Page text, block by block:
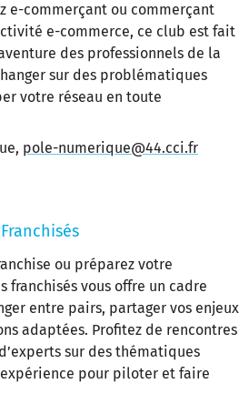
e-commerçant ou commerçant
e-commerce, ce club est fait
des professionnels de la
sur des problématiques
votre réseau en toute
pole-numerique@44.cci.fr
ou préparez votre
franchisés vous offre un cadre
entre pairs, partager vos enjeux
adaptées. Profitez de rencontres
sur des thématiques
pour piloter et faire